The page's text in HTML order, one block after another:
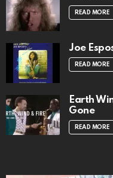
READ MORE
Joe
READ MORE
Earth
Gone
READ MORE